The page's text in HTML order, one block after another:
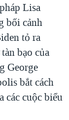
Lisa
bối cảnh
tỏ ra
bạo của
George
bắt cách
các cuộc biểu